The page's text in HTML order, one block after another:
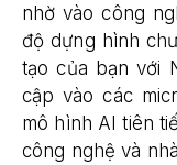
nhờ vào công
độ dựng hình
tạo của bạn với
cập vào các
mô hình AI tiên
công nghệ và